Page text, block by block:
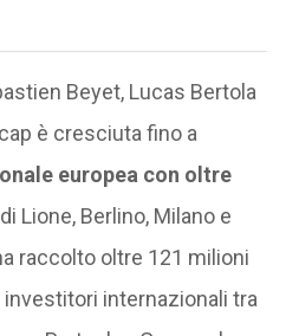
Beyet, Lucas Bertola
è cresciuta fino a
europea con oltre
Lione, Berlino, Milano e
raccolto oltre 121 milioni
investitori internazionali tra